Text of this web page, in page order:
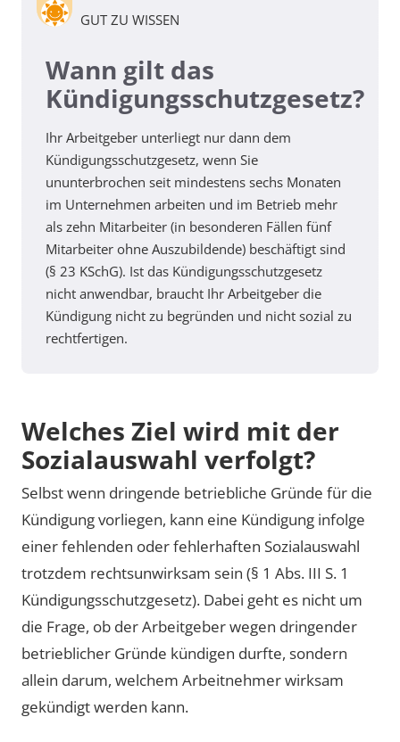
GUT ZU WISSEN
Wann gilt das
Kündigungsschutzgesetz?
Ihr Arbeitgeber unterliegt nur dann dem
Kündigungsschutzgesetz, wenn Sie
ununterbrochen seit mindestens sechs Monaten
im Unternehmen arbeiten und im Betrieb mehr
als zehn Mitarbeiter (in besonderen Fällen fünf
Mitarbeiter ohne Auszubildende) beschäftigt sind
(§ 23 KSchG). Ist das Kündigungsschutzgesetz
nicht anwendbar, braucht Ihr Arbeitgeber die
Kündigung nicht zu begründen und nicht sozial zu
rechtfertigen.
Welches Ziel wird mit der
Sozialauswahl verfolgt?
Selbst wenn dringende betriebliche Gründe für die
Kündigung vorliegen, kann eine Kündigung infolge
einer fehlenden oder fehlerhaften Sozialauswahl
trotzdem rechtsunwirksam sein (§ 1 Abs. III S. 1
Kündigungsschutzgesetz). Dabei geht es nicht um
die Frage, ob der Arbeitgeber wegen dringender
betrieblicher Gründe kündigen durfte, sondern
allein darum, welchem Arbeitnehmer wirksam
gekündigt werden kann.